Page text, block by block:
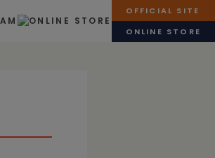
OFFICIAL SITE
ONLINE STORE